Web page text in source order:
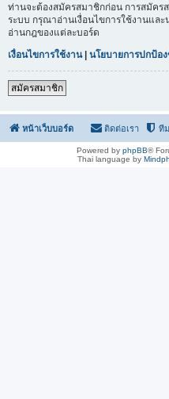
ท่านจะต้องสมัครสมาชิกก่อน การสมัคร
ระบบ กรุณาอ่านเงื่อนไขการใช้งานแล
อ่านกฎของแต่ละบอร์ด
เงื่อนไขการใช้งาน| นโยบายการปกป้อ
สมัครสมาชิก
หน้าเว็บบอร์ด ที
ติดต่อเรา
Powered by phpBB®
Thai language by